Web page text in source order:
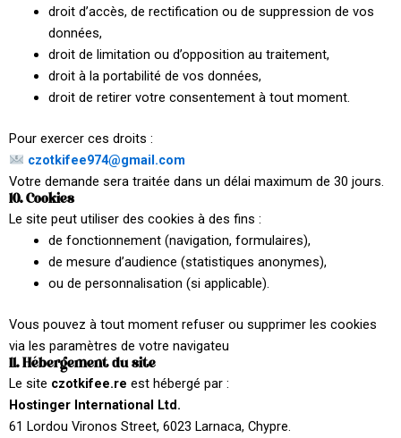
droit d’accès, de rectification ou de suppression de vos
données,
droit de limitation ou d’opposition au traitement,
droit à la portabilité de vos données,
droit de retirer votre consentement à tout moment.
Pour exercer ces droits :
czotkifee974@gmail.com
Votre demande sera traitée dans un délai maximum de 30 jours.
10. Cookies
Le site peut utiliser des cookies à des fins :
de fonctionnement (navigation, formulaires),
de mesure d’audience (statistiques anonymes),
ou de personnalisation (si applicable).
Vous pouvez à tout moment refuser ou supprimer les cookies
via les paramètres de votre navigateu
11. Hébergement du site
Le site czotkifee.re est hébergé par :
Hostinger International Ltd.
61 Lordou Vironos Street, 6023 Larnaca, Chypre.